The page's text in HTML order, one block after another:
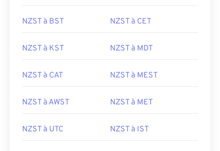
NZST à BST NZST à CET
NZST à KST NZST à MDT
NZST à CAT NZST à MEST
NZST à AWST NZST à MET
NZST à UTC NZST à IST